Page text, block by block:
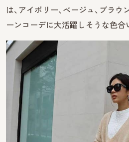
は、アイボリー、ベージュ、ブラ
ーンコーデに大活躍しそうな色合